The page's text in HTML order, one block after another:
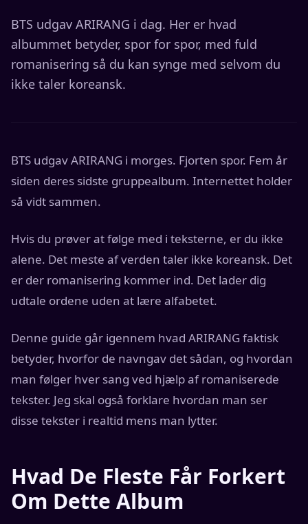
BTS udgav ARIRANG i dag. Her er hvad
albummet betyder, spor for spor, med fuld
romanisering så du kan synge med selvom du
ikke taler koreansk.
BTS udgav ARIRANG i morges. Fjorten spor. Fem år
siden deres sidste gruppealbum. Internettet holder
så vidt sammen.
Hvis du prøver at følge med i teksterne, er du ikke
alene. Det meste af verden taler ikke koreansk. Det
er der romanisering kommer ind. Det lader dig
udtale ordene uden at lære alfabetet.
Denne guide går igennem hvad ARIRANG faktisk
betyder, hvorfor de navngav det sådan, og hvordan
man følger hver sang ved hjælp af romaniserede
tekster. Jeg skal også forklare hvordan man ser
disse tekster i realtid mens man lytter.
Hvad De Fleste Får Forkert
Om Dette Album